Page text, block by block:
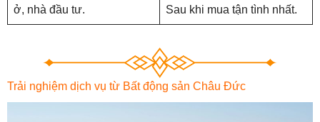
ở, nhà đầu tư.
Sau khi mua tận tình nhất.
Trải nghiệm dịch vụ từ Bất động sản Châu Đức